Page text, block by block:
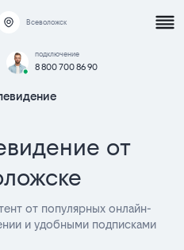
Всеволожск
подключение
8 800 700 86 90
от
от популярных онлайн-
и удобными подписками